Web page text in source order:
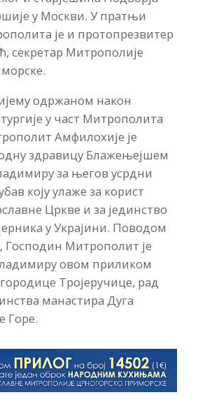
у Москви. У пратњи
је и протопрезвитер
секретар Митрополије
одржаном након
у част Митрополита
Амфилохије је
здравицу Блажењејшем
за његов усрдни
коју улаже за корист
Цркве и за јединство
у Украјини. Поводом
Митрополит је
овом приликом
Тројеручице, рад
манастира Дуга
Горе.